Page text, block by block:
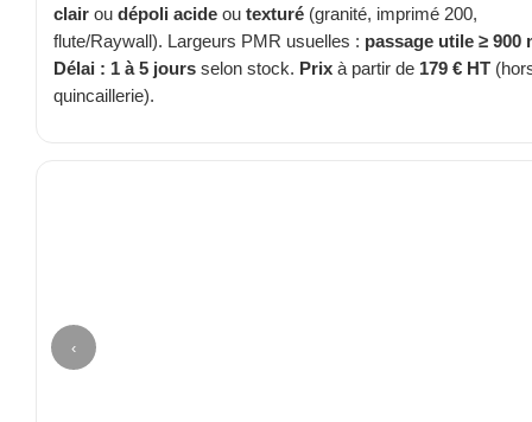
AMBIANCE LAITON BROSSÉ
MIROIRS VIEILLIS AMBIANCE BRASSERIE
MIROIR POUR PORTE
clair ou dépoli acide ou texturé (granité, imprimé 200,
flute/Raywall). Largeurs PMR usuelles : passage utile ≥ 900
Délai : 1 à 5 jours selon stock. Prix à partir de 179 € HT
quincaillerie).
‹